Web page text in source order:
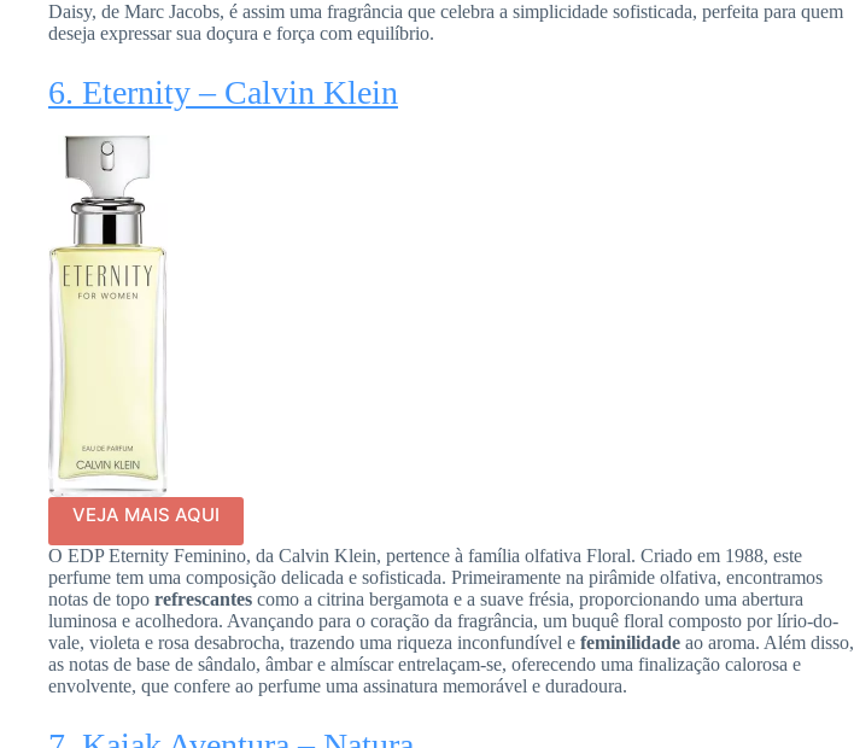
Daisy, de Marc Jacobs, é assim uma fragrância que celebra a simplicidade sofisticada, perfeita para quem
deseja expressar sua doçura e força com equilíbrio.
6. Eternity – Calvin Klein
VEJA MAIS AQUI
O EDP Eternity Feminino, da Calvin Klein, pertence à família olfativa Floral. Criado em 1988, este
perfume tem uma composição delicada e sofisticada. Primeiramente na pirâmide olfativa, encontramos
notas de topo refrescantes como a citrina bergamota e a suave frésia, proporcionando uma abertura
luminosa e acolhedora. Avançando para o coração da fragrância, um buquê floral composto por lírio-do-
vale, violeta e rosa desabrocha, trazendo uma riqueza inconfundível e feminilidade ao aroma. Além disso,
as notas de base de sândalo, âmbar e almíscar entrelaçam-se, oferecendo uma finalização calorosa e
envolvente, que confere ao perfume uma assinatura memorável e duradoura.